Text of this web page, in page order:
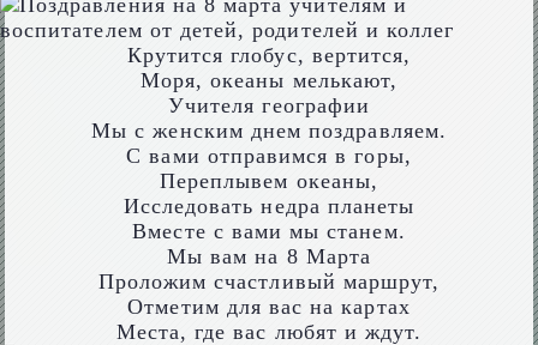
Крутится глобус, вертится,
Моря, океаны мелькают,
Учителя географии
Мы с женским днем поздравляем.
С вами отправимся в горы,
Переплывем океаны,
Исследовать недра планеты
Вместе с вами мы станем.
Мы вам на 8 Марта
Проложим счастливый маршрут,
Отметим для вас на картах
Места, где вас любят и ждут.